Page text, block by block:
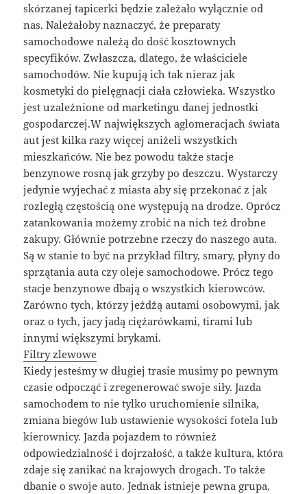
skórzanej tapicerki będzie zależało wyłącznie od
nas. Należałoby naznaczyć, że preparaty
samochodowe należą do dość kosztownych
specyfików. Zwłaszcza, dlatego, że właściciele
samochodów. Nie kupują ich tak nieraz jak
kosmetyki do pielęgnacji ciała człowieka. Wszystko
jest uzależnione od marketingu danej jednostki
gospodarczej.W największych aglomeracjach świata
aut jest kilka razy więcej aniżeli wszystkich
mieszkańców. Nie bez powodu także stacje
benzynowe rosną jak grzyby po deszczu. Wystarczy
jedynie wyjechać z miasta aby się przekonać z jak
rozległą częstością one występują na drodze. Oprócz
zatankowania możemy zrobić na nich też drobne
zakupy. Głównie potrzebne rzeczy do naszego auta.
Są w stanie to być na przykład filtry, smary, płyny do
sprzątania auta czy oleje samochodowe. Prócz tego
stacje benzynowe dbają o wszystkich kierowców.
Zarówno tych, którzy jeżdżą autami osobowymi, jak
oraz o tych, jacy jadą ciężarówkami, tirami lub
innymi większymi brykami.
Filtry zlewowe
Kiedy jesteśmy w długiej trasie musimy po pewnym
czasie odpocząć i zregenerować swoje siły. Jazda
samochodem to nie tylko uruchomienie silnika,
zmiana biegów lub ustawienie wysokości fotela lub
kierownicy. Jazda pojazdem to również
odpowiedzialność i dojrzałość, a także kultura, która
zdaje się zanikać na krajowych drogach. To także
dbanie o swoje auto. Jednak istnieje pewna grupa,